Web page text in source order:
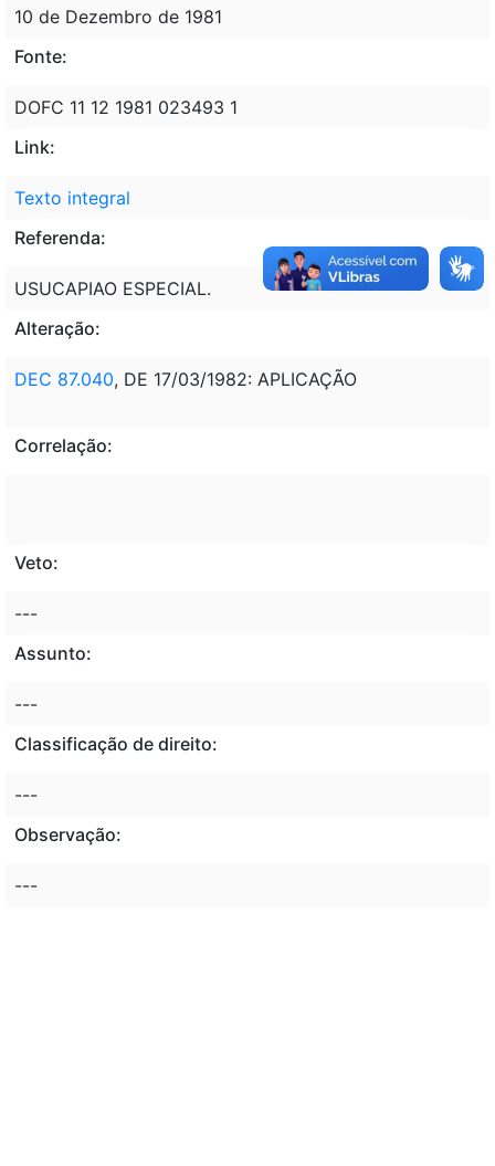
10 de Dezembro de 1981
Fonte:
DOFC 11 12 1981 023493 1
Link:
Texto integral
Referenda:
USUCAPIAO ESPECIAL.
Alteração:
DEC 87.040, DE 17/03/1982: APLICAÇÃO
Correlação:
Veto:
---
Assunto:
---
Classificação de direito:
---
Observação:
---